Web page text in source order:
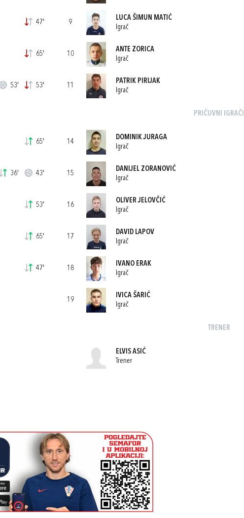
47'
65'
53' 53'
65'
36' 43'
53'
65'
47'
9
LUCA ŠIMUN MATIĆ
Igrač
10
ANTE ZORICA
Igrač
11
PATRIK PIRIJAK
Igrač
PRIČUVNI IGRAČI
14
DOMINIK JURAGA
Igrač
15
DANIJEL ZORANOVIĆ
Igrač
16
OLIVER JELOVČIĆ
Igrač
17
DAVID LAPOV
Igrač
18
IVANO ERAK
Igrač
19
IVICA ŠARIĆ
Igrač
TRENER
ELVIS ASIĆ
Trener